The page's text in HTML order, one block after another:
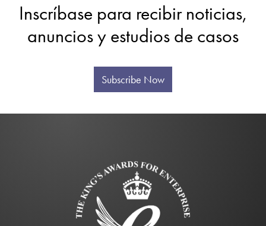
Inscríbase para recibir noticias,
anuncios y estudios de casos
Subscribe Now